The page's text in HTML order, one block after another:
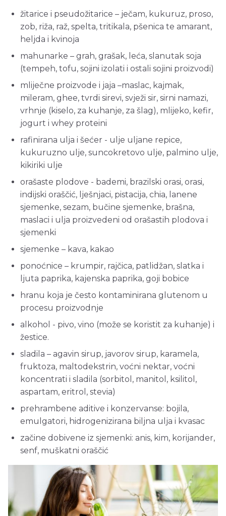
žitarice i pseudožitarice – ječam, kukuruz, proso,
zob, riža, raž, spelta, tritikala, pšenica te amarant,
heljda i kvinoja
mahunarke – grah, grašak, leća, slanutak soja
(tempeh, tofu, sojini izolati i ostali sojini proizvodi)
mliječne proizvode i jaja –maslac, kajmak,
mileram, ghee, tvrdi sirevi, svježi sir, sirni namazi,
vrhnje (kiselo, za kuhanje, za šlag), mlijeko, kefir,
jogurt i whey proteini
rafinirana ulja i šećer - ulje uljane repice,
kukuruzno ulje, suncokretovo ulje, palmino ulje,
kikiriki ulje
orašaste plodove - bademi, brazilski orasi, orasi,
indijski oraščić, lješnjaci, pistacija, chia, lanene
sjemenke, sezam, bučine sjemenke, brašna,
maslaci i ulja proizvedeni od orašastih plodova i
sjemenki
sjemenke – kava, kakao
ponoćnice – krumpir, rajčica, patlidžan, slatka i
ljuta paprika, kajenska paprika, goji bobice
hranu koja je često kontaminirana glutenom u
procesu proizvodnje
alkohol - pivo, vino (može se koristit za kuhanje) i
žestice.
sladila – agavin sirup, javorov sirup, karamela,
fruktoza, maltodekstrin, voćni nektar, voćni
koncentrati i sladila (sorbitol, manitol, ksilitol,
aspartam, eritrol, stevia)
prehrambene aditive i konzervanse: bojila,
emulgatori, hidrogenizirana biljna ulja i kvasac
začine dobivene iz sjemenki: anis, kim, korijander,
senf, muškatni oraščić